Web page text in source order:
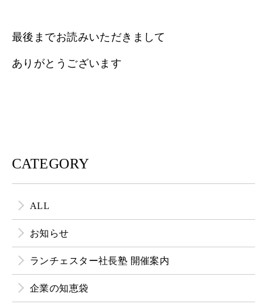
最後までお読みいただきまして
ありがとうございます
CATEGORY
ALL
お知らせ
ランチェスター社長塾 開催案内
企業の知恵袋